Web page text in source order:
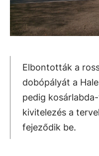
Elbontották a
dobópályát a
pedig
kivitelezés a
fejeződik be.